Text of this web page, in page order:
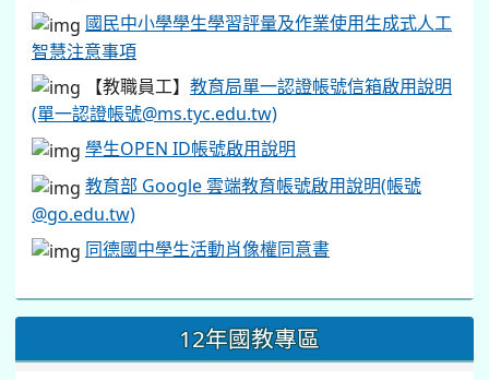
國民中小學學生學習評量及作業使用生成式人工
智慧注意事項
【教職員工】 教育局單一認證帳號信箱啟用說明
(單一認證帳號@ms.tyc.edu.tw)
學生OPEN ID帳號啟用說明
教育部 Google 雲端教育帳號啟用說明(帳號
@go.edu.tw)
同德國中學生活動肖像權同意書
12年國教專區